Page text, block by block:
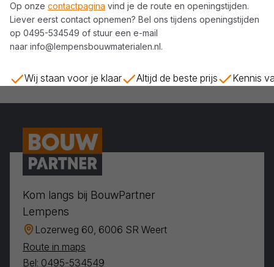
Op onze contactpagina vind je de route en openingstijden.
Liever eerst contact opnemen? Bel ons tijdens openingstijden
op 0495-534549 of stuur een e-mail
naar info@lempensbouwmaterialen.nl.
Wij staan voor je klaar Altijd de beste prijs Kennis
Kom langs bij BouwPartner
Lempens
Lozerweg 60, 6006 SR Weert
Route in maps
Bel: 0495-534549